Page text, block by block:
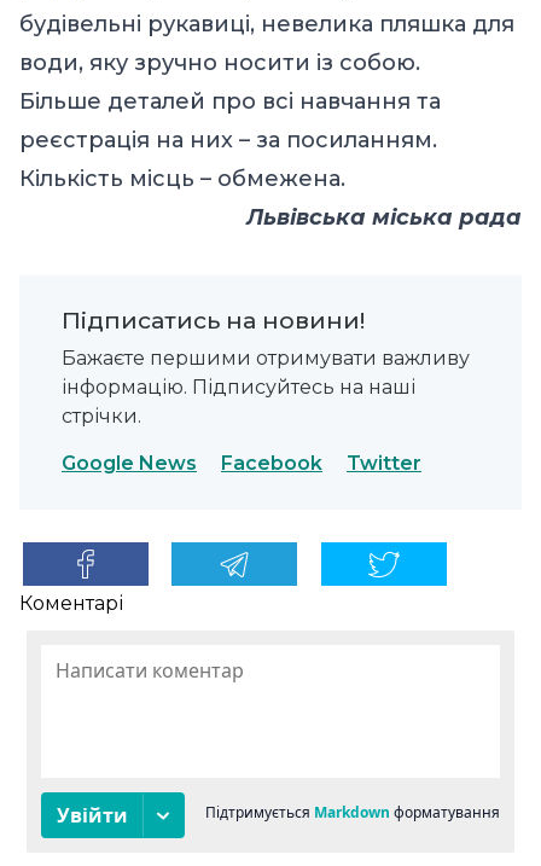
будівельні рукавиці, невелика пляшка для
води, яку зручно носити із собою.
Більше деталей про всі навчання та
реєстрація на них – за посиланням.
Кількість місць – обмежена.
Львівська міська рада
Підписатись на новини!
Бажаєте першими отримувати важливу
інформацію. Підписуйтесь на наші
стрічки.
Google News Facebook Twitter
Коментарі